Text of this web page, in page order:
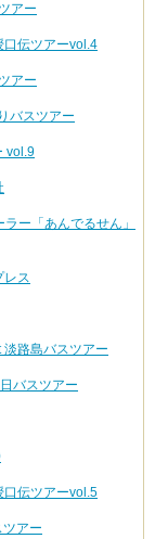
アー
口伝ツアーvol.4
アー
バスツアー
vol.9
ー「あんでるせん」
レス
路島バスツアー
バスツアー
口伝ツアーvol.5
アー